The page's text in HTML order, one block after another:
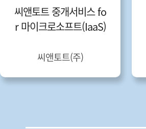
씨앤토트 중개서비스 fo
r 마이크로소프트(IaaS)
씨앤토트(주)